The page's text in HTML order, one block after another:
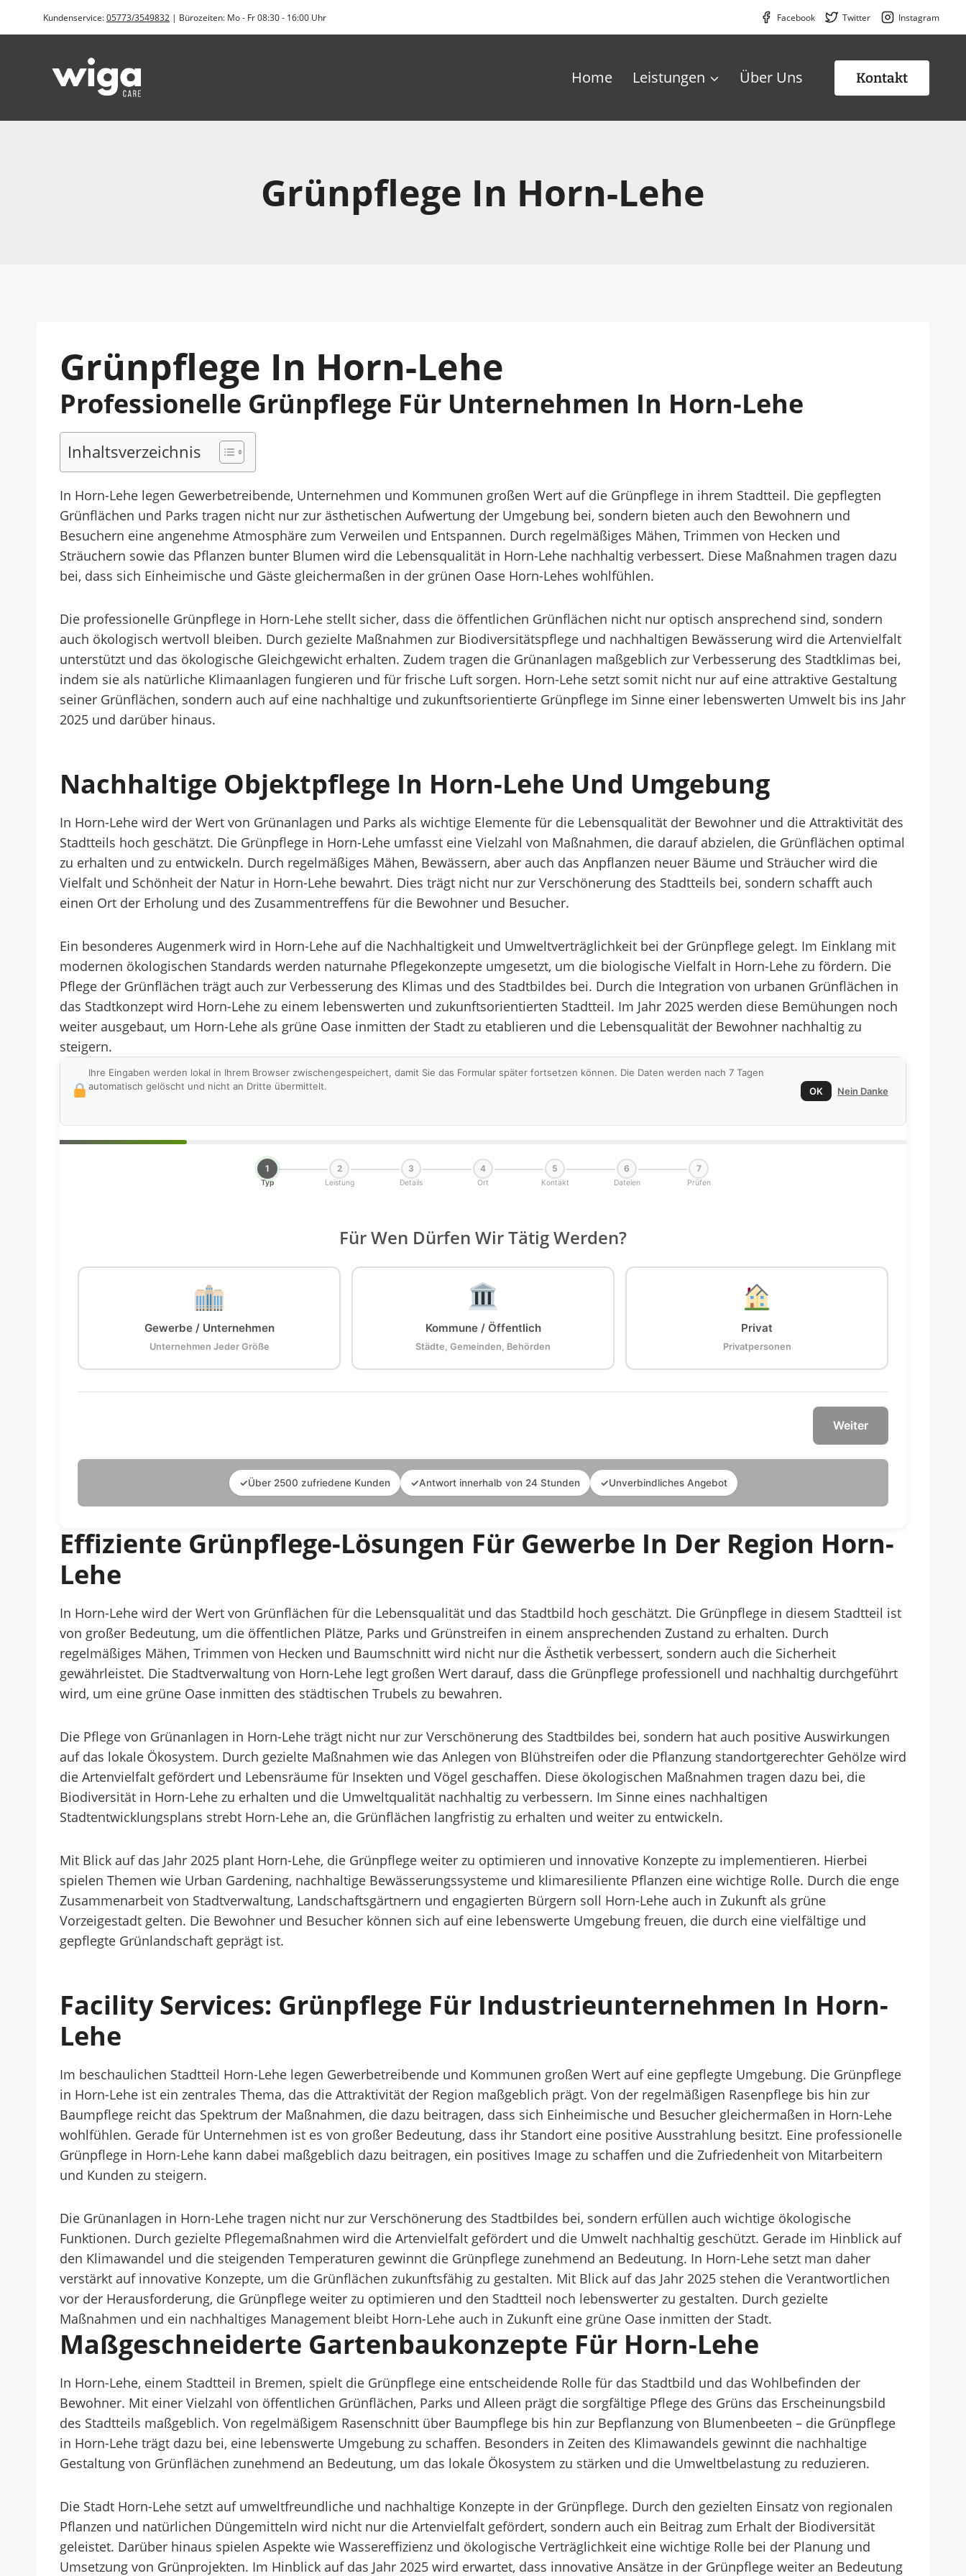
Kundenservice:05773/3549832 | Bürozeiten: Mo - Fr 08:30 - 16:00 Uhr Facebook Twitter Instagram
Home Leistungen Über Uns Kontakt
Grünpflege In Horn-Lehe
Grünpflege In Horn-Lehe
Professionelle Grünpflege Für Unternehmen In Horn-Lehe
Inhaltsverzeichnis
In Horn-Lehe legen Gewerbetreibende, Unternehmen und Kommunen großen Wert auf die Grünpflege in ihrem Stadtteil. Die gepflegten
Grünflächen und Parks tragen nicht nur zur ästhetischen Aufwertung der Umgebung bei, sondern bieten auch den Bewohnern und
Besuchern eine angenehme Atmosphäre zum Verweilen und Entspannen. Durch regelmäßiges Mähen, Trimmen von Hecken und
Sträuchern sowie das Pflanzen bunter Blumen wird die Lebensqualität in Horn-Lehe nachhaltig verbessert. Diese Maßnahmen tragen dazu
bei, dass sich Einheimische und Gäste gleichermaßen in der grünen Oase Horn-Lehes wohlfühlen.
Die professionelle Grünpflege in Horn-Lehe stellt sicher, dass die öffentlichen Grünflächen nicht nur optisch ansprechend sind, sondern
auch ökologisch wertvoll bleiben. Durch gezielte Maßnahmen zur Biodiversitätspflege und nachhaltigen Bewässerung wird die Artenvielfalt
unterstützt und das ökologische Gleichgewicht erhalten. Zudem tragen die Grünanlagen maßgeblich zur Verbesserung des Stadtklimas bei,
indem sie als natürliche Klimaanlagen fungieren und für frische Luft sorgen. Horn-Lehe setzt somit nicht nur auf eine attraktive Gestaltung
seiner Grünflächen, sondern auch auf eine nachhaltige und zukunftsorientierte Grünpflege im Sinne einer lebenswerten Umwelt bis ins Jahr
2025 und darüber hinaus.
Nachhaltige Objektpflege In Horn-Lehe Und Umgebung
In Horn-Lehe wird der Wert von Grünanlagen und Parks als wichtige Elemente für die Lebensqualität der Bewohner und die Attraktivität des
Stadtteils hoch geschätzt. Die Grünpflege in Horn-Lehe umfasst eine Vielzahl von Maßnahmen, die darauf abzielen, die Grünflächen optimal
zu erhalten und zu entwickeln. Durch regelmäßiges Mähen, Bewässern, aber auch das Anpflanzen neuer Bäume und Sträucher wird die
Vielfalt und Schönheit der Natur in Horn-Lehe bewahrt. Dies trägt nicht nur zur Verschönerung des Stadtteils bei, sondern schafft auch
einen Ort der Erholung und des Zusammentreffens für die Bewohner und Besucher.
Ein besonderes Augenmerk wird in Horn-Lehe auf die Nachhaltigkeit und Umweltverträglichkeit bei der Grünpflege gelegt. Im Einklang mit
modernen ökologischen Standards werden naturnahe Pflegekonzepte umgesetzt, um die biologische Vielfalt in Horn-Lehe zu fördern. Die
Pflege der Grünflächen trägt auch zur Verbesserung des Klimas und des Stadtbildes bei. Durch die Integration von urbanen Grünflächen in
das Stadtkonzept wird Horn-Lehe zu einem lebenswerten und zukunftsorientierten Stadtteil. Im Jahr 2025 werden diese Bemühungen noch
weiter ausgebaut, um Horn-Lehe als grüne Oase inmitten der Stadt zu etablieren und die Lebensqualität der Bewohner nachhaltig zu
steigern.
Ihre Eingaben werden lokal in Ihrem Browser zwischengespeichert, damit Sie das Formular später fortsetzen können. Die Daten werden nach 7 Tagen
automatisch gelöscht und nicht an Dritte übermittelt.
OK Nein Danke
1
Typ
2
Leistung
3
Details
4
Ort
5
Kontakt
6
Dateien
7
Prüfen
Für Wen Dürfen Wir Tätig Werden?
Gewerbe / Unternehmen
Unternehmen Jeder Größe
Kommune / Öffentlich
Städte, Gemeinden, Behörden
Privat
Privatpersonen
Weiter
✓Über 2500 zufriedene Kunden ✓Antwort innerhalb von 24 Stunden ✓Unverbindliches Angebot
Effiziente Grünpflege-Lösungen Für Gewerbe In Der Region Horn-
Lehe
In Horn-Lehe wird der Wert von Grünflächen für die Lebensqualität und das Stadtbild hoch geschätzt. Die Grünpflege in diesem Stadtteil ist
von großer Bedeutung, um die öffentlichen Plätze, Parks und Grünstreifen in einem ansprechenden Zustand zu erhalten. Durch
regelmäßiges Mähen, Trimmen von Hecken und Baumschnitt wird nicht nur die Ästhetik verbessert, sondern auch die Sicherheit
gewährleistet. Die Stadtverwaltung von Horn-Lehe legt großen Wert darauf, dass die Grünpflege professionell und nachhaltig durchgeführt
wird, um eine grüne Oase inmitten des städtischen Trubels zu bewahren.
Die Pflege von Grünanlagen in Horn-Lehe trägt nicht nur zur Verschönerung des Stadtbildes bei, sondern hat auch positive Auswirkungen
auf das lokale Ökosystem. Durch gezielte Maßnahmen wie das Anlegen von Blühstreifen oder die Pflanzung standortgerechter Gehölze wird
die Artenvielfalt gefördert und Lebensräume für Insekten und Vögel geschaffen. Diese ökologischen Maßnahmen tragen dazu bei, die
Biodiversität in Horn-Lehe zu erhalten und die Umweltqualität nachhaltig zu verbessern. Im Sinne eines nachhaltigen
Stadtentwicklungsplans strebt Horn-Lehe an, die Grünflächen langfristig zu erhalten und weiter zu entwickeln.
Mit Blick auf das Jahr 2025 plant Horn-Lehe, die Grünpflege weiter zu optimieren und innovative Konzepte zu implementieren. Hierbei
spielen Themen wie Urban Gardening, nachhaltige Bewässerungssysteme und klimaresiliente Pflanzen eine wichtige Rolle. Durch die enge
Zusammenarbeit von Stadtverwaltung, Landschaftsgärtnern und engagierten Bürgern soll Horn-Lehe auch in Zukunft als grüne
Vorzeigestadt gelten. Die Bewohner und Besucher können sich auf eine lebenswerte Umgebung freuen, die durch eine vielfältige und
gepflegte Grünlandschaft geprägt ist.
Facility Services: Grünpflege Für Industrieunternehmen In Horn-
Lehe
Im beschaulichen Stadtteil Horn-Lehe legen Gewerbetreibende und Kommunen großen Wert auf eine gepflegte Umgebung. Die Grünpflege
in Horn-Lehe ist ein zentrales Thema, das die Attraktivität der Region maßgeblich prägt. Von der regelmäßigen Rasenpflege bis hin zur
Baumpflege reicht das Spektrum der Maßnahmen, die dazu beitragen, dass sich Einheimische und Besucher gleichermaßen in Horn-Lehe
wohlfühlen. Gerade für Unternehmen ist es von großer Bedeutung, dass ihr Standort eine positive Ausstrahlung besitzt. Eine professionelle
Grünpflege in Horn-Lehe kann dabei maßgeblich dazu beitragen, ein positives Image zu schaffen und die Zufriedenheit von Mitarbeitern
und Kunden zu steigern.
Die Grünanlagen in Horn-Lehe tragen nicht nur zur Verschönerung des Stadtbildes bei, sondern erfüllen auch wichtige ökologische
Funktionen. Durch gezielte Pflegemaßnahmen wird die Artenvielfalt gefördert und die Umwelt nachhaltig geschützt. Gerade im Hinblick auf
den Klimawandel und die steigenden Temperaturen gewinnt die Grünpflege zunehmend an Bedeutung. In Horn-Lehe setzt man daher
verstärkt auf innovative Konzepte, um die Grünflächen zukunftsfähig zu gestalten. Mit Blick auf das Jahr 2025 stehen die Verantwortlichen
vor der Herausforderung, die Grünpflege weiter zu optimieren und den Stadtteil noch lebenswerter zu gestalten. Durch gezielte
Maßnahmen und ein nachhaltiges Management bleibt Horn-Lehe auch in Zukunft eine grüne Oase inmitten der Stadt.
Maßgeschneiderte Gartenbaukonzepte Für Horn-Lehe
In Horn-Lehe, einem Stadtteil in Bremen, spielt die Grünpflege eine entscheidende Rolle für das Stadtbild und das Wohlbefinden der
Bewohner. Mit einer Vielzahl von öffentlichen Grünflächen, Parks und Alleen prägt die sorgfältige Pflege des Grüns das Erscheinungsbild
des Stadtteils maßgeblich. Von regelmäßigem Rasenschnitt über Baumpflege bis hin zur Bepflanzung von Blumenbeeten – die Grünpflege
in Horn-Lehe trägt dazu bei, eine lebenswerte Umgebung zu schaffen. Besonders in Zeiten des Klimawandels gewinnt die nachhaltige
Gestaltung von Grünflächen zunehmend an Bedeutung, um das lokale Ökosystem zu stärken und die Umweltbelastung zu reduzieren.
Die Stadt Horn-Lehe setzt auf umweltfreundliche und nachhaltige Konzepte in der Grünpflege. Durch den gezielten Einsatz von regionalen
Pflanzen und natürlichen Düngemitteln wird nicht nur die Artenvielfalt gefördert, sondern auch ein Beitrag zum Erhalt der Biodiversität
geleistet. Darüber hinaus spielen Aspekte wie Wassereffizienz und ökologische Verträglichkeit eine wichtige Rolle bei der Planung und
Umsetzung von Grünprojekten. Im Hinblick auf das Jahr 2025 wird erwartet, dass innovative Ansätze in der Grünpflege weiter an Bedeutung